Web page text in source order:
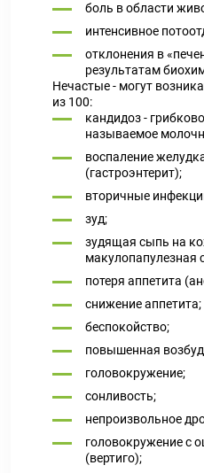
боль в области
интенсивное
отклонения в
результатам
Нечастые - могут
из 100:
кандидоз -
называемое
воспаление
(гастроэнтерит);
вторичные
зуд;
зудящая сыпь на
макулопапулезная
потеря аппетита
снижение аппетита;
беспокойство;
повышенная
головокружение;
сонливость;
непроизвольное
головокружение с
(вертиго);